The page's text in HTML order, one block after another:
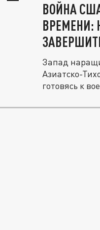
ВОЙНА
ВРЕМЕНИ:
Запад
Азиатско-
готовясь к